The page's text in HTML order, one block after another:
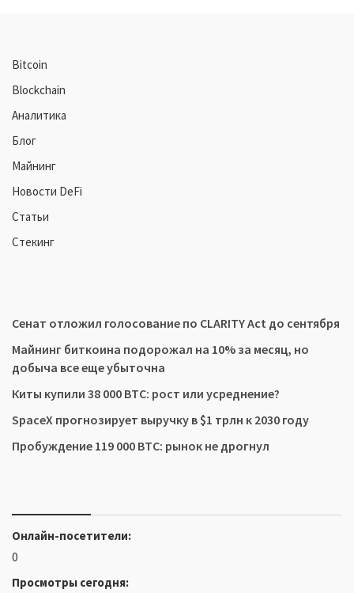
Bitcoin
Blockchain
Аналитика
Блог
Майнинг
Новости DeFi
Статьи
Стекинг
Сенат отложил голосование по CLARITY Act до сентября
Майнинг биткоина подорожал на 10% за месяц, но
добыча все еще убыточна
Киты купили 38 000 BTC: рост или усреднение?
SpaceX прогнозирует выручку в $1 трлн к 2030 году
Пробуждение 119 000 BTC: рынок не дрогнул
Онлайн-посетители:
0
Просмотры сегодня: